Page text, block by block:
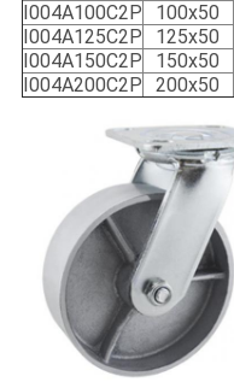
を
要
I004A100C2P 100x50
I004A125C2P
125x50
I004A150C2P
150x50
I004A200C2P
200x50